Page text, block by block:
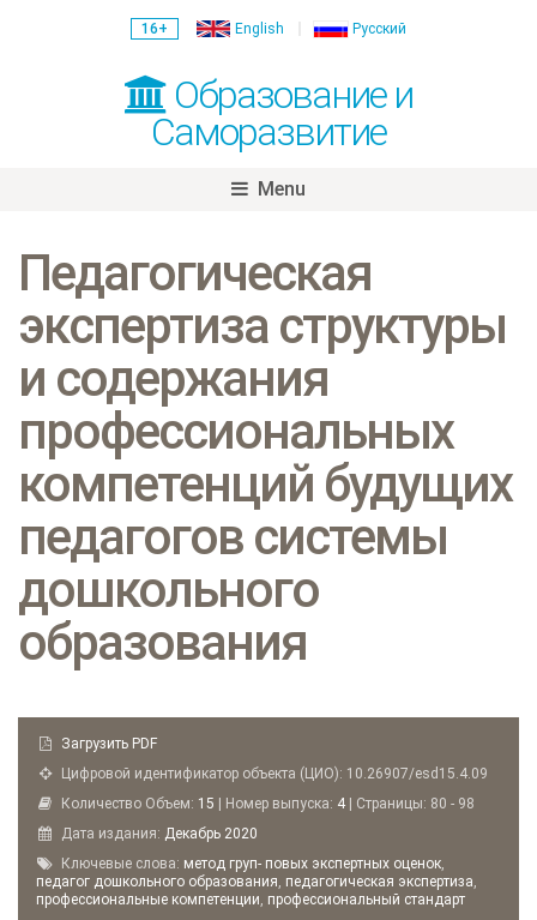
16+ English Русский
Образование и
Саморазвитие
Menu
content
Педагогическая
экспертиза структуры
и содержания
профессиональных
компетенций будущих
педагогов системы
дошкольного
образования
Загрузить PDF
Цифровой идентификатор объекта (ЦИО): 10.26907/esd15.4.09
Количество Объем: 15 | Номер выпуска: 4 | Страницы: 80 - 98
Дата издания: Декабрь 2020
Ключевые слова: метод груп- повых экспертных оценок,
педагог дошкольного образования, педагогическая экспертиза,
профессиональные компетенции, профессиональный стандарт